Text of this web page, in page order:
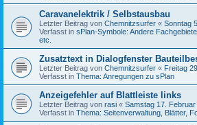
Caravanelektrik / Selbstausbau
Letzter Beitrag von Chemnitzsurfer « Sonntag
Verfasst in sPlan-Symbole: Andere
etc.
Zusatztext in Dialogfenster
Letzter Beitrag von Chemnitzsurfer « Freitag
Verfasst in Thema: Anregungen zu sPlan
Anzeigefehler auf Blattleiste links
Letzter Beitrag von rasi « Samstag 17.
Verfasst in Thema: Seitenverwaltung, Blätter,